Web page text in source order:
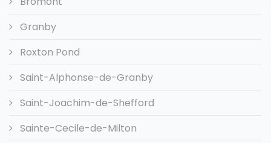
Granby
Roxton Pond
Saint-Alphonse-de-Granby
Saint-Joachim-de-Shefford
Sainte-Cecile-de-Milton